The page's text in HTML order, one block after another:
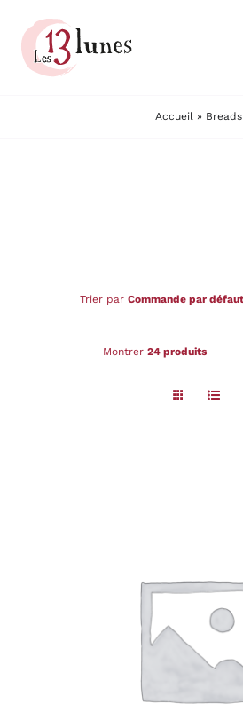
contenu
Accueil » Breads
Trier par Commande par défaut
Montrer 24 produits
DÉTAILS